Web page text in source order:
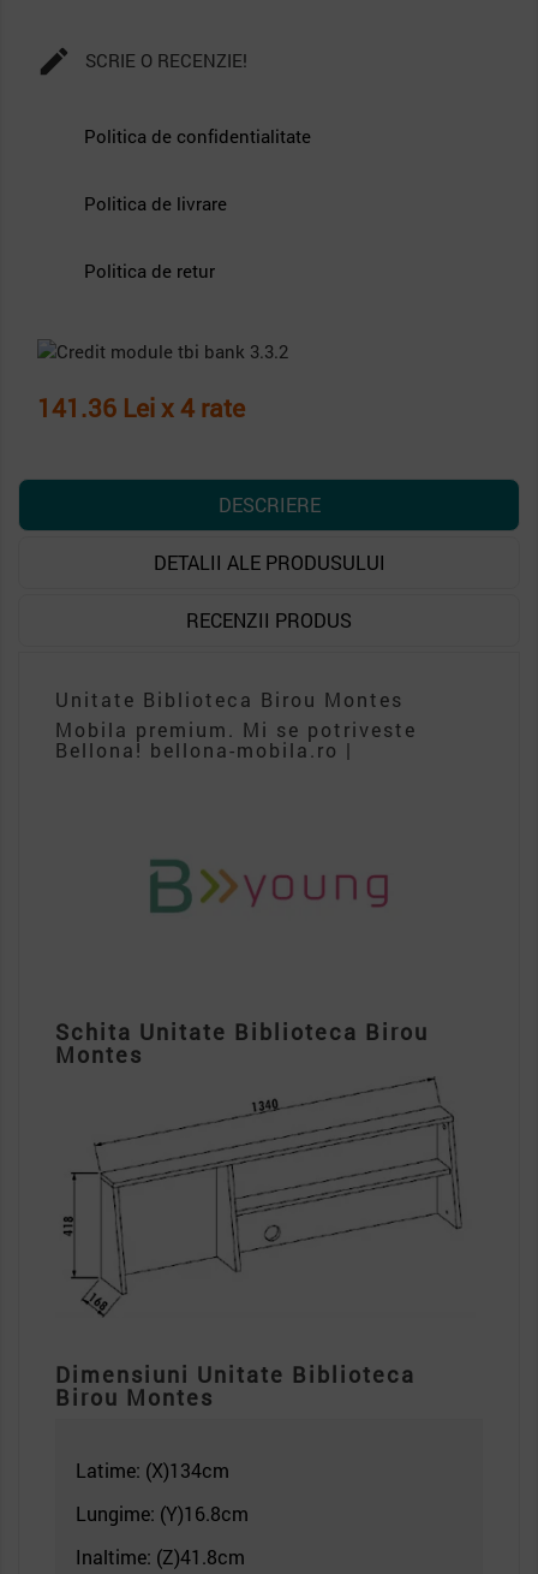
 SCRIE O RECENZIE!
Politica de confidentialitate
Politica de livrare
Politica de retur
141.36 Lei x 4 rate
DESCRIERE
DETALII ALE PRODUSULUI
RECENZII PRODUS
Unitate Biblioteca Birou Montes
Mobila premium. Mi se potriveste
Bellona! bellona-mobila.ro |
Schita Unitate Biblioteca Birou
Montes
Dimensiuni Unitate Biblioteca
Birou Montes
Latime: (X)134cm
Lungime: (Y)16.8cm
Inaltime: (Z)41.8cm